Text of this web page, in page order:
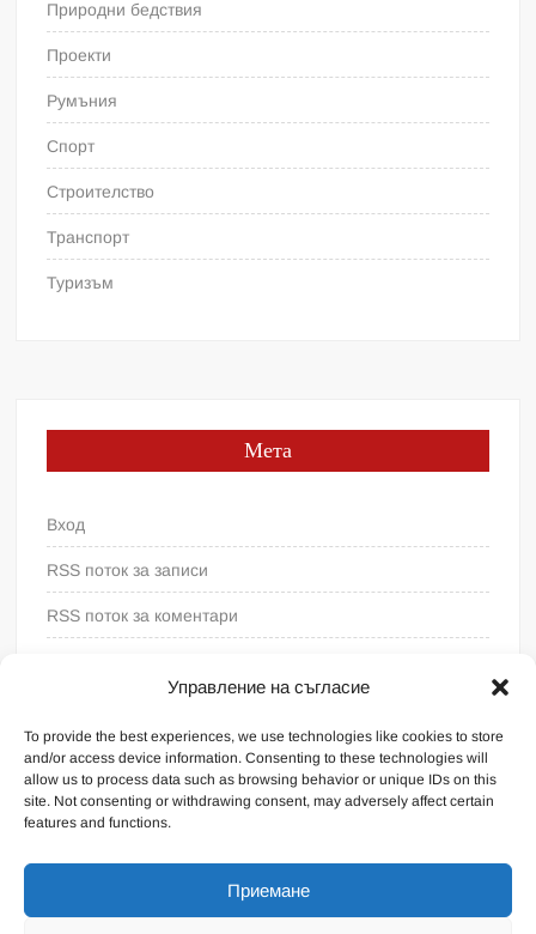
Управление на съгласие
To provide the best experiences, we use technologies like cookies to store
and/or access device information. Consenting to these technologies will
allow us to process data such as browsing behavior or unique IDs on this
site. Not consenting or withdrawing consent, may adversely affect certain
features and functions.
Приемане
Природни бедствия
Проекти
Румъния
Спорт
Строителство
Транспорт
Туризъм
Мета
Вход
RSS поток за записи
RSS поток за коментари